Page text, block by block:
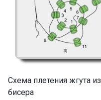
Схема плетения жгута из
бисера